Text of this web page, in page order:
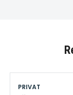
PRIVAT